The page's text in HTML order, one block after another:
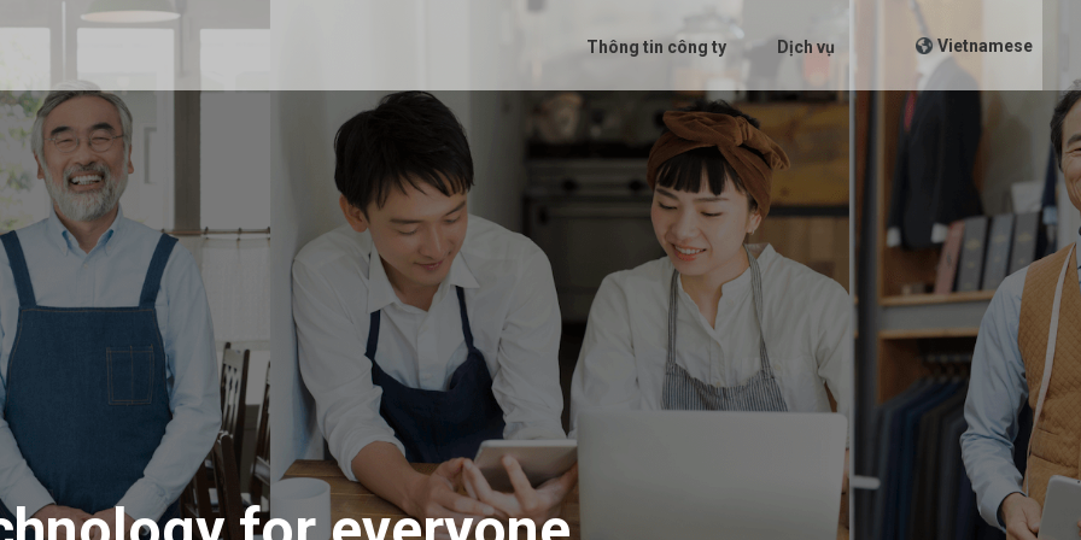
Thông tin công ty Dịch vụ Vietnamese